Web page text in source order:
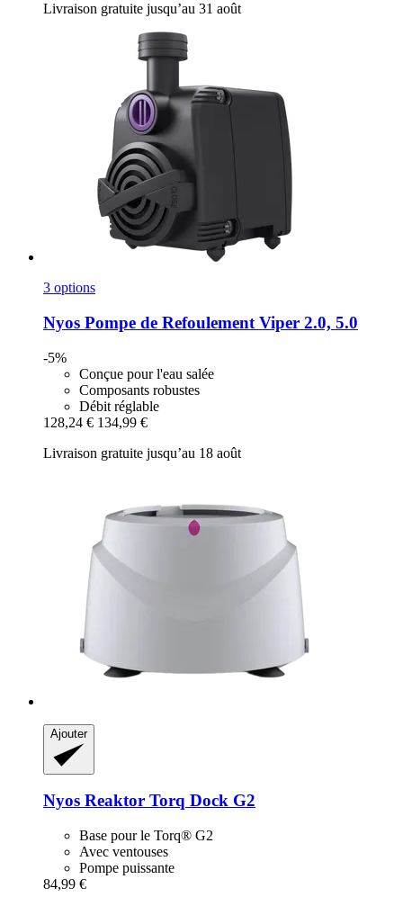
Livraison gratuite jusqu’au 31 août
3 options
Nyos Pompe de Refoulement Viper 2.0, 5.0
-5%
Conçue pour l'eau salée
Composants robustes
Débit réglable
128,24 € 134,99 €
Livraison gratuite jusqu’au 18 août
Ajouter
Nyos Reaktor Torq Dock G2
Base pour le Torq® G2
Avec ventouses
Pompe puissante
84,99 €